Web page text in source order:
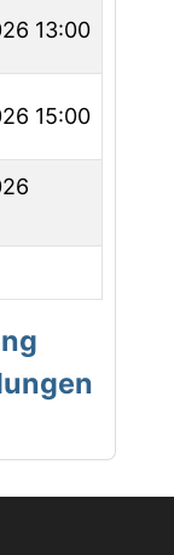
13:00
15:00